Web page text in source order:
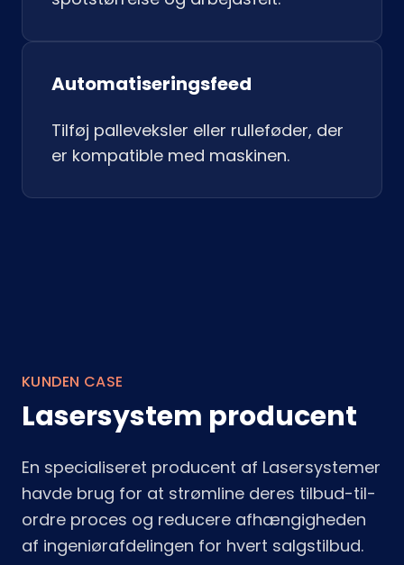
Automatiseringsfeed
Tilføj palleveksler eller rulleføder, der
er kompatible med maskinen.
KUNDEN CASE
Lasersystem producent
En specialiseret producent af Lasersystemer
havde brug for at strømline deres tilbud-til-
ordre proces og reducere afhængigheden
af ingeniørafdelingen for hvert salgstilbud.